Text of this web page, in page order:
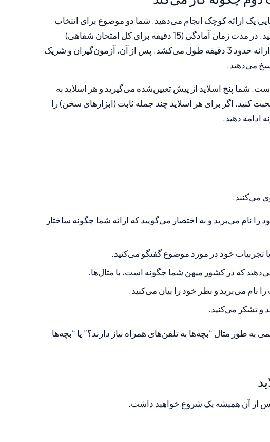
یک ارائه کوچک انجام می‌دهید. شما دو موضوع برای انتخاب
می‌گیرید (الف یا ب) و یکی را انتخاب می‌کنید. در مدت زمان آمادگی (15 دقیقه برای کل امتحان شفاهی)
یادداشت‌های خود را درست می‌کنید. خود ارائه حدود 3 دقیقه طول می‌کشد. پس از آن، آزمون‌گیران و شریک
می‌دهید.
شما پنج اسلاید از پیش تعیین‌شده می‌گیرید و هر اسلاید به
کنید. اگر برای هر اسلاید چند جمله ثابت (ابزارهای سخن) را
ادامه دهید.
می‌کنند:
نام می‌برید و به اختصار می‌گویید که ارائه شما چگونه ساختار
تجربیات خود در مورد موضوع گفتگو می‌کنید.
که در کشور میهن شما چگونه است، با مثال‌ها.
نام می‌برید و نظر خود را بیان می‌کنید.
و تشکر می‌کنید.
طور مثال “بچه‌ها به تلفن‌های همراه نیاز دارند؟” یا “بچه‌ها
پس از آن همیشه یک شروع خواهید داشت.